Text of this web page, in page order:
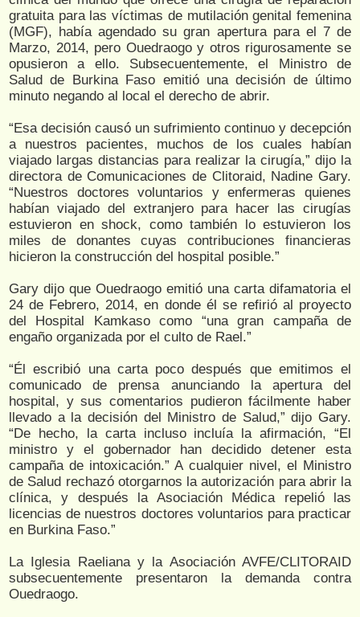
gratuita para las víctimas de mutilación genital femenina
(MGF), había agendado su gran apertura para el 7 de
Marzo, 2014, pero Ouedraogo y otros rigurosamente se
opusieron a ello. Subsecuentemente, el Ministro de
Salud de Burkina Faso emitió una decisión de último
minuto negando al local el derecho de abrir.
“Esa decisión causó un sufrimiento continuo y decepción
a nuestros pacientes, muchos de los cuales habían
viajado largas distancias para realizar la cirugía,” dijo la
directora de Comunicaciones de Clitoraid, Nadine Gary.
“Nuestros doctores voluntarios y enfermeras quienes
habían viajado del extranjero para hacer las cirugías
estuvieron en shock, como también lo estuvieron los
miles de donantes cuyas contribuciones financieras
hicieron la construcción del hospital posible.”
Gary dijo que Ouedraogo emitió una carta difamatoria el
24 de Febrero, 2014, en donde él se refirió al proyecto
del Hospital Kamkaso como “una gran campaña de
engaño organizada por el culto de Rael.”
“Él escribió una carta poco después que emitimos el
comunicado de prensa anunciando la apertura del
hospital, y sus comentarios pudieron fácilmente haber
llevado a la decisión del Ministro de Salud,” dijo Gary.
“De hecho, la carta incluso incluía la afirmación, “El
ministro y el gobernador han decidido detener esta
campaña de intoxicación.” A cualquier nivel, el Ministro
de Salud rechazó otorgarnos la autorización para abrir la
clínica, y después la Asociación Médica repelió las
licencias de nuestros doctores voluntarios para practicar
en Burkina Faso.”
La Iglesia Raeliana y la Asociación AVFE/CLITORAID
subsecuentemente presentaron la demanda contra
Ouedraogo.